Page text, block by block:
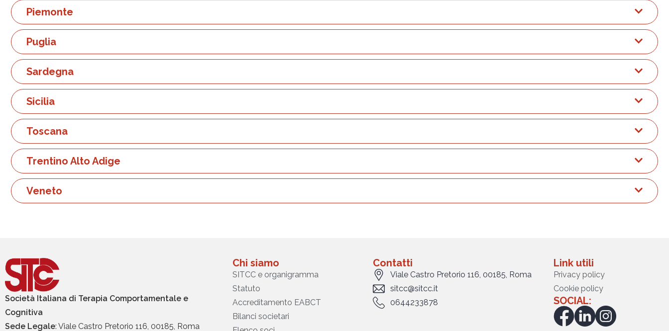
Piemonte
Puglia
Sardegna
Sicilia
Toscana
Trentino Alto Adige
Veneto
Società Italiana di Terapia Comportamentale e
Cognitiva
Sede Legale: Viale Castro Pretorio 116, 00185, Roma
Chi siamo
SITCC e organigramma
Statuto
Accreditamento EABCT
Bilanci societari
Contatti
Viale Castro Pretorio 116, 00185, Roma
sitcc@sitcc.it
0644233878
Link utili
Privacy policy
Cookie policy
SOCIAL: